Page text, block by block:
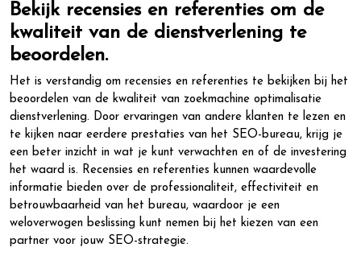
Bekijk recensies en referenties om de
kwaliteit van de dienstverlening te
beoordelen.
Het is verstandig om recensies en referenties te bekijken bij het
beoordelen van de kwaliteit van zoekmachine optimalisatie
dienstverlening. Door ervaringen van andere klanten te lezen en
te kijken naar eerdere prestaties van het SEO-bureau, krijg je
een beter inzicht in wat je kunt verwachten en of de investering
het waard is. Recensies en referenties kunnen waardevolle
informatie bieden over de professionaliteit, effectiviteit en
betrouwbaarheid van het bureau, waardoor je een
weloverwogen beslissing kunt nemen bij het kiezen van een
partner voor jouw SEO-strategie.